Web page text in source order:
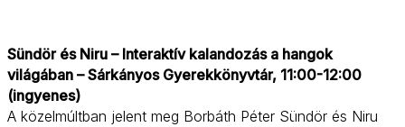
Sündör és Niru – Interaktív kalandozás a hangok
világában – Sárkányos Gyerekkönyvtár, 11:00-12:00
(ingyenes)
A közelmúltban jelent meg Borbáth Péter Sündör és Niru